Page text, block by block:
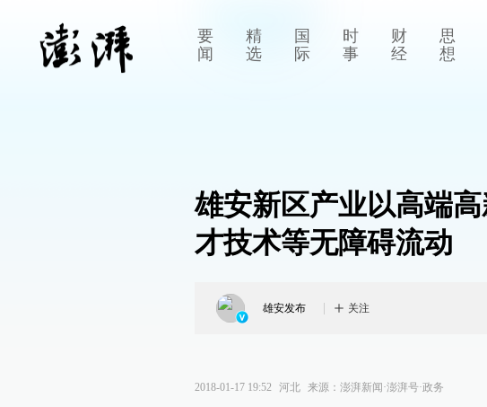
要
闻
精
选
国
际
时
事
财
经
思
想
雄安新区产业以高端
才技术等无障碍流动
雄安发布 关注
2018-01-17 19:52 河北 来源： 澎湃新闻·澎湃号·政务